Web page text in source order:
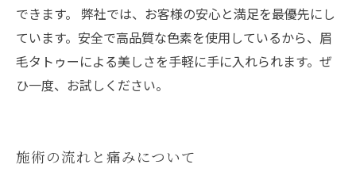
できます。 弊社では、お客様の安心と満足を最優先にし
ています。安全で高品質な色素を使用しているから、眉
毛タトゥーによる美しさを手軽に手に入れられます。ぜ
ひ一度、お試しください。
施術の流れと痛みについて